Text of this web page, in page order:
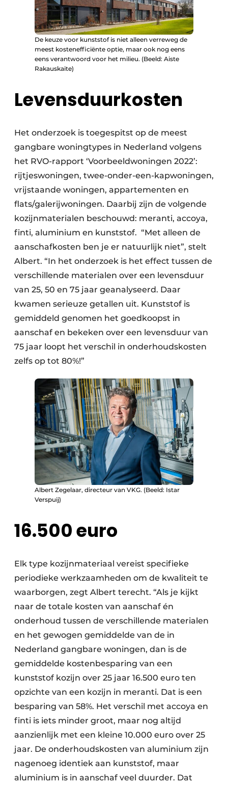
De keuze voor kunststof is niet alleen verreweg de
meest kostenefficiënte optie, maar ook nog eens
eens verantwoord voor het milieu. (Beeld: Aiste
Rakauskaite)
Levensduurkosten
Het onderzoek is toegespitst op de meest
gangbare woningtypes in Nederland volgens
het RVO-rapport ‘Voorbeeldwoningen 2022’:
rijtjeswoningen, twee-onder-een-kapwoningen,
vrijstaande woningen, appartementen en
flats/galerijwoningen. Daarbij zijn de volgende
kozijnmaterialen beschouwd: meranti, accoya,
finti, aluminium en kunststof. “Met alleen de
aanschafkosten ben je er natuurlijk niet”, stelt
Albert. “In het onderzoek is het effect tussen de
verschillende materialen over een levensduur
van 25, 50 en 75 jaar geanalyseerd. Daar
kwamen serieuze getallen uit. Kunststof is
gemiddeld genomen het goedkoopst in
aanschaf en bekeken over een levensduur van
75 jaar loopt het verschil in onderhoudskosten
zelfs op tot 80%!”
Albert Zegelaar, directeur van VKG. (Beeld: Istar
Verspuij)
16.500 euro
Elk type kozijnmateriaal vereist specifieke
periodieke werkzaamheden om de kwaliteit te
waarborgen, zegt Albert terecht. “Als je kijkt
naar de totale kosten van aanschaf én
onderhoud tussen de verschillende materialen
en het gewogen gemiddelde van de in
Nederland gangbare woningen, dan is de
gemiddelde kostenbesparing van een
kunststof kozijn over 25 jaar 16.500 euro ten
opzichte van een kozijn in meranti. Dat is een
besparing van 58%. Het verschil met accoya en
finti is iets minder groot, maar nog altijd
aanzienlijk met een kleine 10.000 euro over 25
jaar. De onderhoudskosten van aluminium zijn
nagenoeg identiek aan kunststof, maar
aluminium is in aanschaf veel duurder. Dat